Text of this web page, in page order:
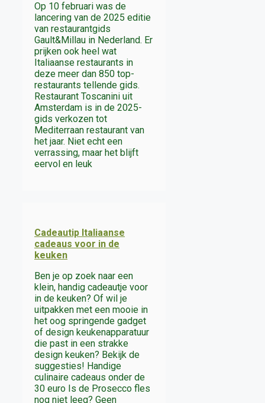
Op 10 februari was de
lancering van de 2025 editie
van restaurantgids
Gault&Millau in Nederland. Er
prijken ook heel wat
Italiaanse restaurants in
deze meer dan 850 top-
restaurants tellende gids.
Restaurant Toscanini uit
Amsterdam is in de 2025-
gids verkozen tot
Mediterraan restaurant van
het jaar. Niet echt een
verrassing, maar het blijft
eervol en leuk
Cadeautip Italiaanse
cadeaus voor in de
keuken
Ben je op zoek naar een
klein, handig cadeautje voor
in de keuken? Of wil je
uitpakken met een mooie in
het oog springende gadget
of design keukenapparatuur
die past in een strakke
design keuken? Bekijk de
suggesties! Handige
culinaire cadeaus onder de
30 euro Is de Prosecco fles
nog niet leeg? Geen